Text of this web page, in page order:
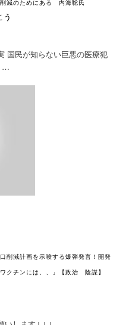
削減のためにある 内海聡氏
う
国民が知らない巨悪の医療犯
…
削減計画を示唆する爆弾発言！開発
クチンには、、」【政治 陰謀】